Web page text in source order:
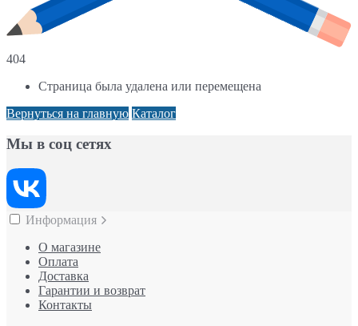
404
Страница была удалена или перемещена
Вернуться на главную Каталог
Мы в соц сетях
Информация
О магазине
Оплата
Доставка
Гарантии и возврат
Контакты